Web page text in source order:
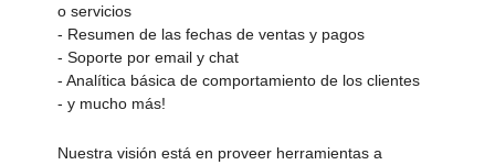
o servicios
- Resumen de las fechas de ventas y pagos
- Soporte por email y chat
- Analítica básica de comportamiento de los clientes
- y mucho más!
Nuestra visión está en proveer herramientas a